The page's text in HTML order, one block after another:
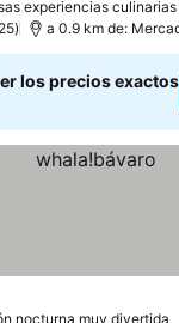
experiencias culinarias
a 0.9 km de:
los precios exactos
nocturna muy divertida